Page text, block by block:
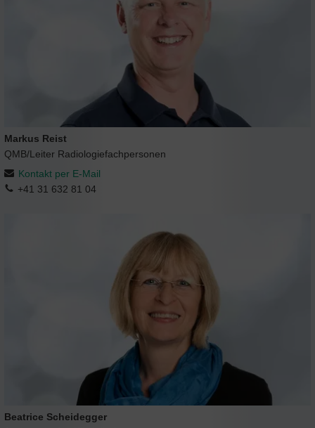
Markus Reist
QMB/Leiter Radiologiefachpersonen
Kontakt per E-Mail
+41 31 632 81 04
Beatrice Scheidegger